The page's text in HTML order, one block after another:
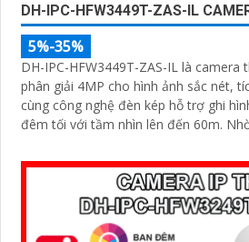
DH-IPC-HFW3449T-ZAS-IL
5%-35%
DH-IPC-HFW3449T-ZAS-IL là
phân giải 4MP cho hình ảnh sắc nét,
cùng công nghệ đèn kép hỗ trợ ghi
đêm tối với tầm nhìn lên đến 60m. Nhờ trí tuệ nhân tạo AI,
tiện giảm thiểu cảnh báo giả nâng
trợ khe cắm thẻ nhớ 512GB, chuẩn